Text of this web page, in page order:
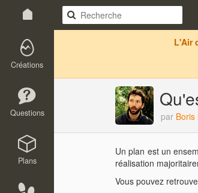
Créations
Questions
Plans
L'Air
par Boris
Un plan est un
réalisation
Vous pouvez